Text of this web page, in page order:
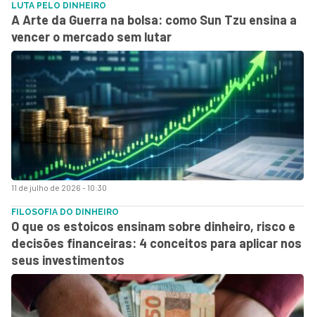
11 de julho de 2026 - 10:30
LUTA PELO DINHEIRO
A Arte da Guerra na bolsa: como Sun Tzu ensina a
vencer o mercado sem lutar
FILOSOFIA DO DINHEIRO
O que os estoicos ensinam sobre dinheiro, risco e
decisões financeiras: 4 conceitos para aplicar nos
seus investimentos